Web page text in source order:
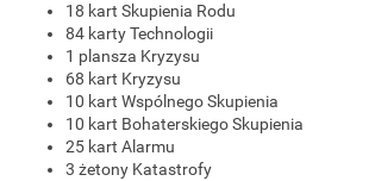
18 kart Skupienia Rodu
84 karty Technologii
1 plansza Kryzysu
68 kart Kryzysu
10 kart Wspólnego Skupienia
10 kart Bohaterskiego Skupienia
25 kart Alarmu
3 żetony Katastrofy